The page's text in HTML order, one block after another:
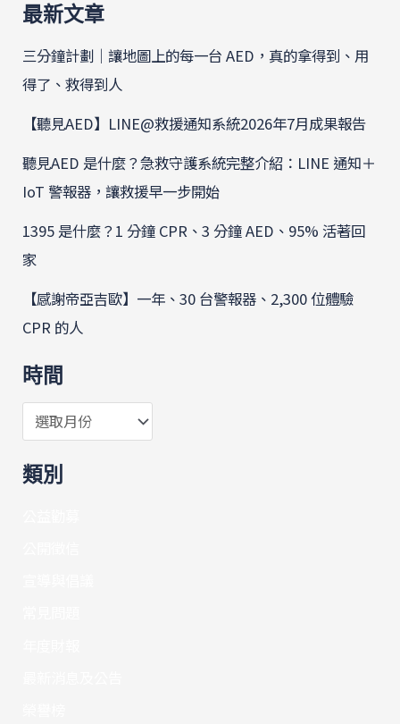
最新文章
三分鐘計劃｜讓地圖上的每一台 AED，真的拿得到、用
得了、救得到人
【聽見AED】LINE@救援通知系統2026年7月成果報告
聽見AED 是什麼？急救守護系統完整介紹：LINE 通知＋
IoT 警報器，讓救援早一步開始
1395 是什麼？1 分鐘 CPR、3 分鐘 AED、95% 活著回
家
【感謝帝亞吉歐】一年、30 台警報器、2,300 位體驗
CPR 的人
時間
類別